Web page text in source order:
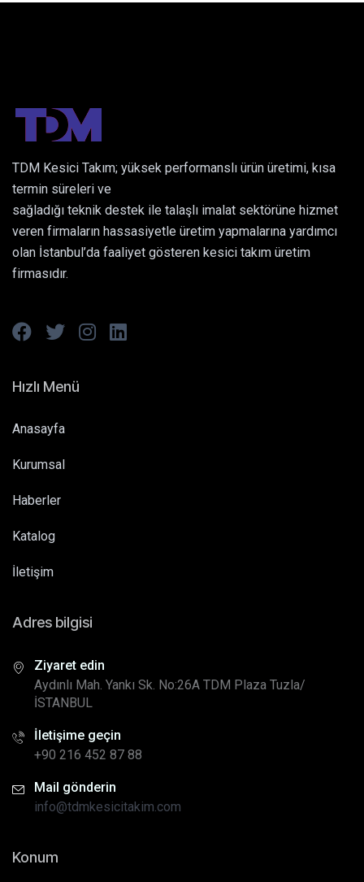
TDM Kesici Takım; yüksek performanslı ürün üretimi, kısa
termin süreleri ve
sağladığı teknik destek ile talaşlı imalat sektörüne hizmet
veren firmaların hassasiyetle üretim yapmalarına yardımcı
olan İstanbul’da faaliyet gösteren kesici takım üretim
firmasıdır.
Hızlı Menü
Anasayfa
Kurumsal
Haberler
Katalog
İletişim
Adres bilgisi
Ziyaret edin
Aydınlı Mah. Yankı Sk. No:26A TDM Plaza Tuzla/
İSTANBUL
İletişime geçin
+90 216 452 87 88
Mail gönderin
info@tdmkesicitakim.com
Konum